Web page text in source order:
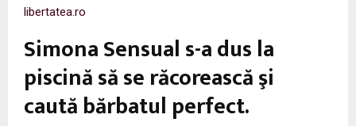
libertatea.ro
Simona Sensual s-a dus la
piscină să se răcorească şi
caută bărbatul perfect.